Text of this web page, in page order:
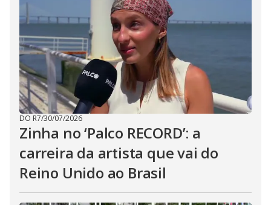
DO R7/30/07/2026
Zinha no ‘Palco RECORD’: a
carreira da artista que vai do
Reino Unido ao Brasil